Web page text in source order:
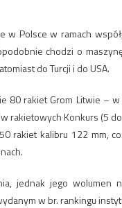
Polsce w ramach
chodzi o
do Turcji i do USA.
80 rakiet Grom Litwie –
Konkurs (5
rakiet kalibru 122 mm,
jednak jego wolumen
w br. rankingu